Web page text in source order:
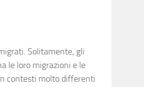
Solitamente, gli
le loro migrazioni e le
contesti molto differenti